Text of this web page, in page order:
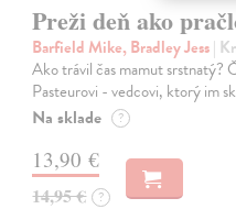
Preži deň ako
Barfield Mike, Bradley Jess|
Ako trávil čas mamut srstnatý?
Pasteurovi - vedcovi, ktorý im
Na sklade ?
13,90 €
14,95 € ?